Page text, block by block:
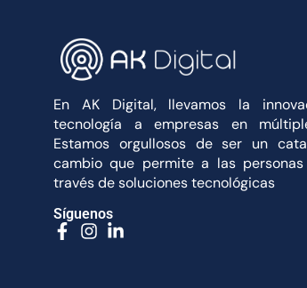
En AK Digital, llevamos la
tecnología a empresas en
Estamos orgullosos de ser un
cambio que permite a las personas
través de soluciones tecnológicas
Síguenos